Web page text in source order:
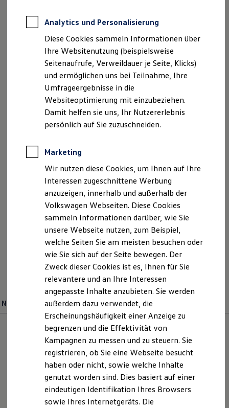
Professional Class bei Volkswagen
Behörden
Direktkunden
Sonderfahrzeuge
Anpfiff zum Gewinn
Elektromobilität
Elektroautos
ID. Tutorials
Elektrofahrzeugkonzepte
ID. EVERY1
Reichweite
Rekuperation
Laden unterwegs
Laden Zuhause
Ladestationen finden
Ladezeitensimulator
Batterie
Sicherheit
Nachhaltigkeit
Technologie
Kosten und Kauf
Kaufoptionen
E-Auto-Förderung
Software und Konnektivität
Die ID. Software 6
ID. Software Versionen und Updates
Digitale Extras
Schnittstellen zu Ihrem ID.
Hybridautos
Marke und Erlebnis
Volkswagen R und R Experience
R-Modelle
R Experience
Driving Experience
Volkswagen entdecken
Werkbesichtigung
Fahrzeugangebot anfordern
Servicetermin buchen
Serviceanfrage stellen
Ihre Ansprechpartnerbei Auto
Schmitt Flörsheim
E-Mail schreiben
+49 6145 59090
Über WhatsApp kontaktieren
Neuwagenverkauf Verkauf
Analytics und Personalisierung
Diese Cookies sammeln Informationen über
Ihre Websitenutzung (beispielsweise
Seitenaufrufe, Verweildauer je Seite, Klicks)
und ermöglichen uns bei Teilnahme, Ihre
Umfrageergebnisse in die
Websiteoptimierung mit einzubeziehen.
Damit helfen sie uns, Ihr Nutzererlebnis
persönlich auf Sie zuzuschneiden.
Marketing
Wir nutzen diese Cookies, um Ihnen auf Ihre
Interessen zugeschnittene Werbung
anzuzeigen, innerhalb und außerhalb der
Volkswagen Webseiten. Diese Cookies
sammeln Informationen darüber, wie Sie
unsere Webseite nutzen, zum Beispiel,
welche Seiten Sie am meisten besuchen oder
wie Sie sich auf der Seite bewegen. Der
Zweck dieser Cookies ist es, Ihnen für Sie
relevantere und an Ihre Interessen
angepasste Inhalte anzubieten. Sie werden
außerdem dazu verwendet, die
Erscheinungshäufigkeit einer Anzeige zu
begrenzen und die Effektivität von
Kampagnen zu messen und zu steuern. Sie
registrieren, ob Sie eine Webseite besucht
haben oder nicht, sowie welche Inhalte
genutzt worden sind. Dies basiert auf einer
eindeutigen Identifikation Ihres Browsers
sowie Ihres Internetgeräts. Die